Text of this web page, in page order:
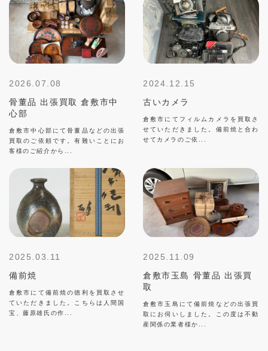
2026.07.08
骨董品 出張買取 倉敷市中
心部
倉敷市中心部にて骨董品などの出張
買取のご依頼です。有難いことにお
客様のご紹介から...
2024.12.15
古いカメラ
倉敷市にてフィルムカメラを買取さ
せていただきました。備前焼と合わ
せてカメラのご依...
2025.03.11
備前焼
倉敷市にて備前焼の徳利を買取させ
ていただきました。こちらは人間国
宝、藤原雄氏の作...
2025.11.09
倉敷市玉島 骨董品 出張買
取
倉敷市玉島にて備前焼などの出張買
取にお伺いしました。この度は不動
産関係の業者様か...